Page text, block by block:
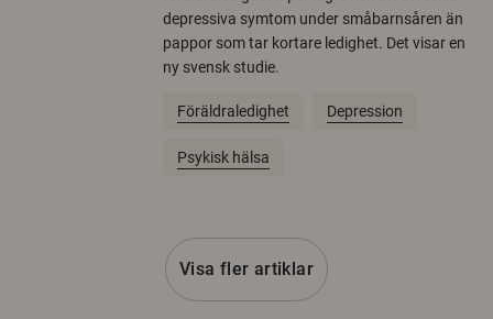
depressiva symtom under småbarnsåren än
pappor som tar kortare ledighet. Det visar en
ny svensk studie.
Föräldraledighet Depression
Psykisk hälsa
Visa fler artiklar